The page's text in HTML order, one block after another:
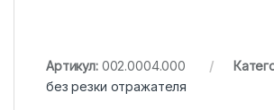
Артикул: 002.0004.000
без резки отражателя